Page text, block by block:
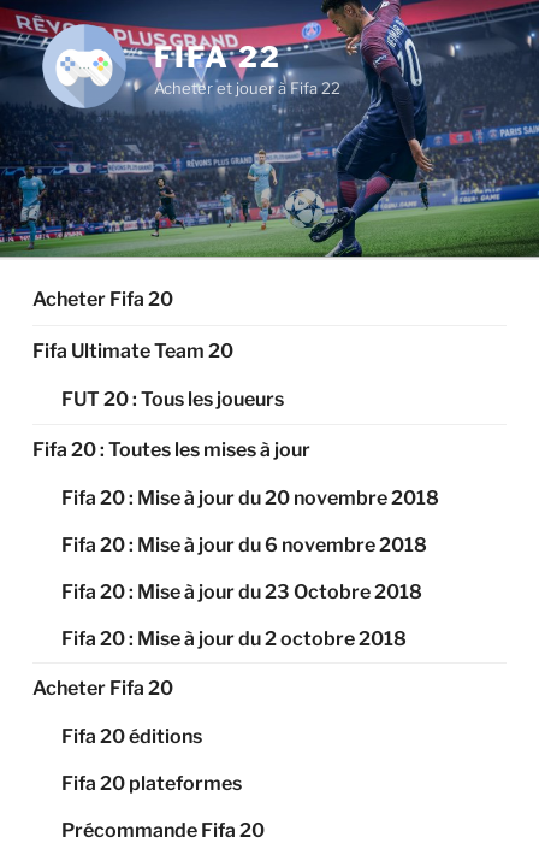
Aller
au
contenu
principal
FIFA 22
Acheter et jouer à Fifa 22
Acheter Fifa 20
Fifa Ultimate Team 20
FUT 20 : Tous les joueurs
Fifa 20 : Toutes les mises à jour
Fifa 20 : Mise à jour du 20 novembre 2018
Fifa 20 : Mise à jour du 6 novembre 2018
Fifa 20 : Mise à jour du 23 Octobre 2018
Fifa 20 : Mise à jour du 2 octobre 2018
Acheter Fifa 20
Fifa 20 éditions
Fifa 20 plateformes
Précommande Fifa 20